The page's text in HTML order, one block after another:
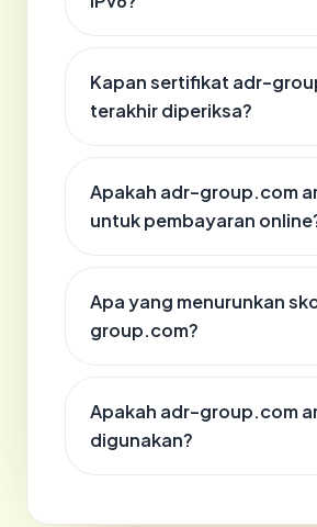
Kapan sertifikat adr-
terakhir diperiksa?
Apakah adr-group.com
untuk pembayaran
Apa yang menurunkan
group.com?
Apakah adr-group.com
digunakan?